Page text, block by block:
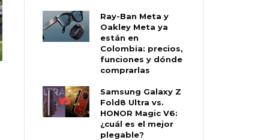
Ray-Ban Meta y
Oakley Meta ya
están en
Colombia: precios,
funciones y dónde
comprarlas
Samsung Galaxy Z
Fold8 Ultra vs.
HONOR Magic V6:
¿cuál es el mejor
plegable?